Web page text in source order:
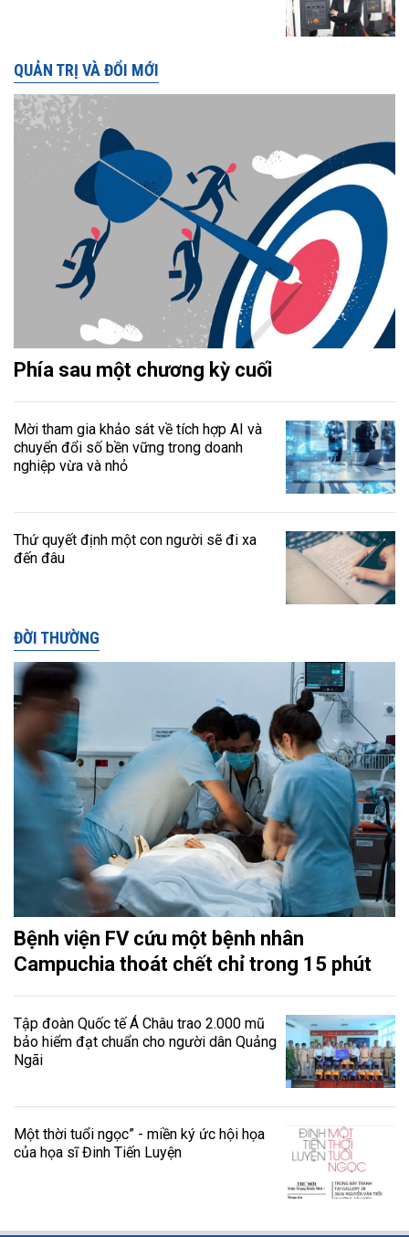
QUẢN TRỊ VÀ ĐỔI MỚI
Phía sau một chương kỳ cuối
Mời tham gia khảo sát về tích hợp AI và
chuyển đổi số bền vững trong doanh
nghiệp vừa và nhỏ
Thứ quyết định một con người sẽ đi xa
đến đâu
ĐỜI THƯỜNG
Bệnh viện FV cứu một bệnh nhân
Campuchia thoát chết chỉ trong 15 phút
Tập đoàn Quốc tế Á Châu trao 2.000 mũ
bảo hiểm đạt chuẩn cho người dân Quảng
Ngãi
Một thời tuổi ngọc” - miền ký ức hội họa
của họa sĩ Đinh Tiến Luyện